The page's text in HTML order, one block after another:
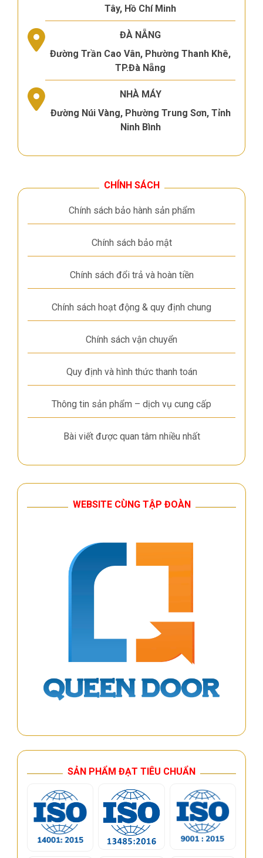
Tây, Hồ Chí Minh
ĐÀ NẴNG
Đường Trần Cao Vân, Phường Thanh Khê,
TP.Đà Nẵng
NHÀ MÁY
Đường Núi Vàng, Phường Trung Sơn, Tỉnh
Ninh Bình
CHÍNH SÁCH
Chính sách bảo hành sản phẩm
Chính sách bảo mật
Chính sách đổi trả và hoàn tiền
Chính sách hoạt động & quy định chung
Chính sách vận chuyển
Quy định và hình thức thanh toán
Thông tin sản phẩm – dịch vụ cung cấp
Bài viết được quan tâm nhiều nhất
WEBSITE CÙNG TẬP ĐOÀN
SẢN PHẨM ĐẠT TIÊU CHUẨN